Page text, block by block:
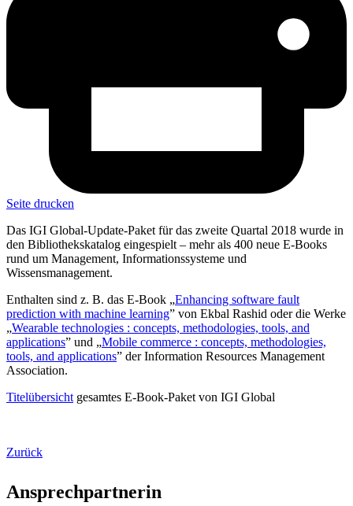
Seite drucken
Das IGI Global-Update-Paket für das zweite Quartal 2018 wurde in
den Bibliothekskatalog eingespielt – mehr als 400 neue E-Books
rund um Management, Informationssysteme und
Wissensmanagement.
Enthalten sind z. B. das E-Book „Enhancing software fault
prediction with machine learning” von Ekbal Rashid oder die Werke
„Wearable technologies : concepts, methodologies, tools, and
applications” und „Mobile commerce : concepts, methodologies,
tools, and applications” der Information Resources Management
Association.
Titelübersicht gesamtes E-Book-Paket von IGI Global
Zurück
Ansprechpartnerin